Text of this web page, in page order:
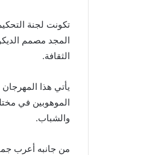
تكونت لجنة
المجد مصمم
الثقافة.
يأتي هذا
الموهوبين في
والشباب.
من جانبه أعرب